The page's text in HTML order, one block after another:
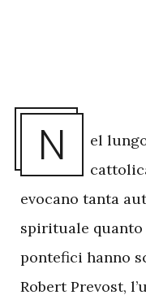
N
el
evocano tanta
spirituale
pontefici hanno
Robert Prevost,